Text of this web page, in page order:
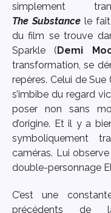
simplement
TheSubstance le fait
du film se trouve
Sparkle ( Demi
transformation, se
repères. Celui de Sue (
s’imbibe du regard
poser non sans
d’origine. Et il y a
symboliquement
caméras. Lui
double-personnage
C’est une
précédents de